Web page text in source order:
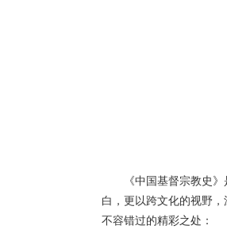
《中国基督宗教史
白，更以跨文化的视野
不容错过的精彩之处：